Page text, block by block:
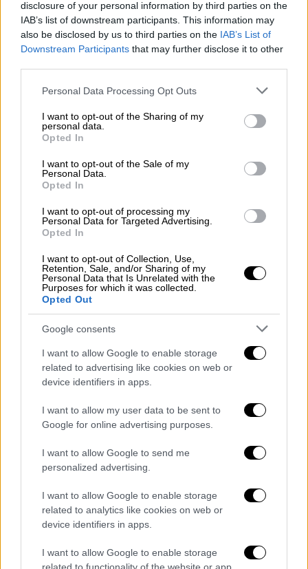
disclosure of your personal information by third parties on the
IAB’s list of downstream participants. This information may
also be disclosed by us to third parties on the IAB’s List of
Downstream Participants that may further disclose it to other
Please note that this website/app uses one or more Google
not limited to your visit or usage behaviour. You may click to
grant or deny consent to Google and its third-party tags to
use your data for below specified purposes in below Google
consent section.
Personal Data Processing Opt Outs
I want to opt-out of the Sharing of my
personal data.
Opted In
I want to opt-out of the Sale of my
Personal Data.
Opted In
I want to opt-out of processing my
Personal Data for Targeted Advertising.
Opted In
I want to opt-out of Collection, Use,
Retention, Sale, and/or Sharing of my
Personal Data that Is Unrelated with the
Purposes for which it was collected.
Opted Out
Google consents
I want to allow Google to enable storage
related to advertising like cookies on web or
device identifiers in apps.
I want to allow my user data to be sent to
Google for online advertising purposes.
I want to allow Google to send me
personalized advertising.
I want to allow Google to enable storage
related to analytics like cookies on web or
device identifiers in apps.
I want to allow Google to enable storage
σιλό αγροτικών προϊόντων και ζημιές στο
οδικό δίκτυο και τις υποδομές.
παρατήρηση, δεδομένου ότι συνδυάζονται τα
ενόργανα δεδομένα με επιτόπιες
παρατηρήσεις. Τα στοιχεία της σεισμικής
γεωμετρικά, κινηματικά και δυναμικά, έτσι
ώστε να αποκτηθεί ολοκληρωμένη εικόνα
για το σεισμοτεκτονικό πλαίσιο» τονισε ο
επικεφαλής της αποστολής, καθηγητής
Ευθύμης Λέκκας
«Τα δεδομένα αυτά αποτελούν έναν κρίσιμο
παράγοντα στην ερμηνεία των τεράστιων
βλαβών που έχουν προκληθεί από το σεισμό,
σε συνδυασμό με την
, όπως αυτός αναλύεται από τον
καθηγητήΠαναγιώτη Καρύδη», συνέχισε.
Ο τύπος του ρήγματος, που είναι οριζόντιας
ολίσθησης και παρουσιάζει μετακίνηση της
τάξης των 5 μέτρων στην περιοχή,
δημιουργεί ιδιότυπες ζημιές στα κτίρια,
αντίστοιχες με αυτές που είχαν παρατηρηθεί
στο σεισμό του Izmit, το 1999.
ΟΛΕΣ ΟΙ ΕΙΔΗΣΕΙΣ
ανοικοδόμηση των κατεστραμμένων